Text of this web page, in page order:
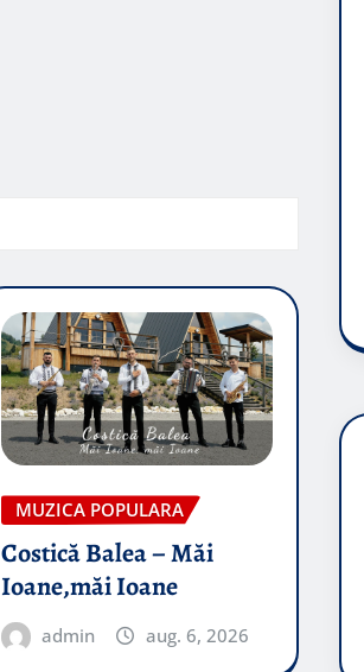
MUZICA POPULARA
Costică Balea – Măi
Ioane,măi Ioane
admin aug. 6, 2026